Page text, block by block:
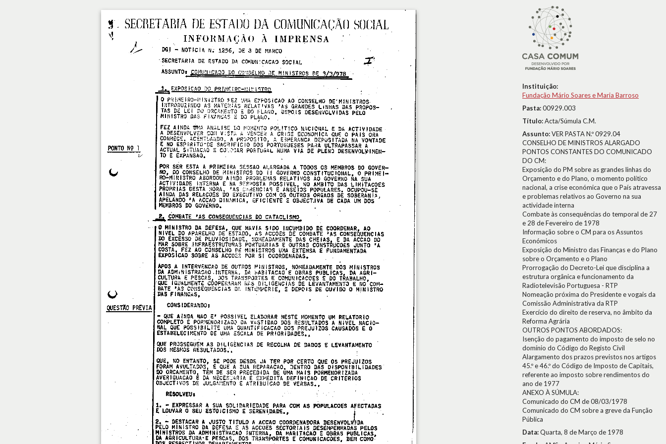
Instituição:
Fundação Mário Soares e Maria Barroso
Pasta:00929.003
Título:Acta/Súmula C.M.
Assunto:VER PASTA N.º 0929.04
CONSELHO DE MINISTROS ALARGADO
PONTOS CONSTANTES DO COMUNICADO
DO CM:
Exposição do PM sobre as grandes linhas do
Orçamento e do Plano, o momento político
nacional, a crise económica que o País atravessa
e problemas relativos ao Governo na sua
actividade interna
Combate às consequências do temporal de 27
e 28 de Fevereiro de 1978
Informação sobre o CM para os Assuntos
Económicos
Exposição do Ministro das Finanças e do Plano
sobre o Orçamento e o Plano
Prorrogação do Decreto-Lei que disciplina a
estrutura orgânica e funcionamento da
Radiotelevisão Portuguesa - RTP
Nomeação próxima do Presidente e vogais da
Comissão Administrativa da RTP
Exercício do direito de reserva, no âmbito da
Reforma Agrária
OUTROS PONTOS ABORDADOS:
Isenção do pagamento do imposto de selo no
domínio do Código do Registo Civil
Alargamento dos prazos previstos nos artigos
45.º e 46.º do Código de Imposto de Capitais,
referente ao imposto sobre rendimentos do
ano de 1977
ANEXO À SÚMULA:
Comunicado do CM de 08/03/1978
Comunicado do CM sobre a greve da Função
Pública
Data:Quarta, 8 de Março de 1978